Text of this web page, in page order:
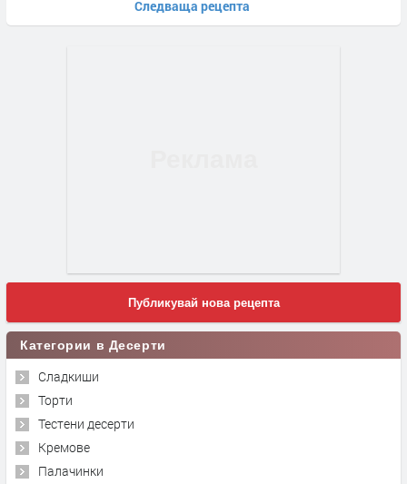
Следваща рецепта
Публикувай нова рецепта
Категории в Десерти
Сладкиши
Торти
Тестени десерти
Кремове
Палачинки